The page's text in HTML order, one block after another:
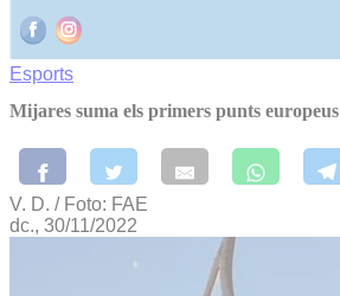
Esports
Mijares suma els primers punts europeus
V. D. / Foto: FAE
dc., 30/11/2022